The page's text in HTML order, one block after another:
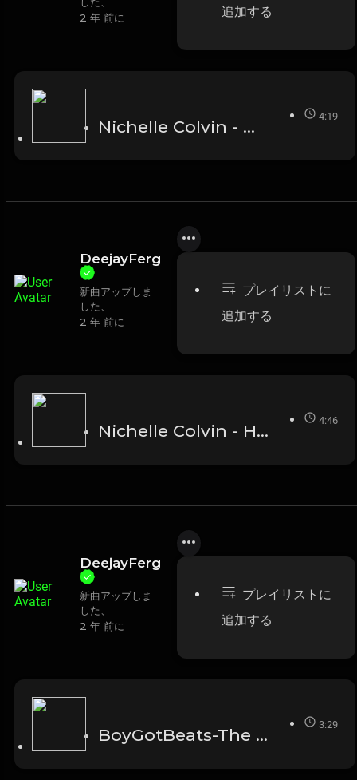
2 年 前に
追加する
Nichelle Colvin - My Favorite Things
4:19
DeejayFerg
新曲アップしま
した、
2 年 前に
プレイリストに
追加する
Nichelle Colvin - Hot Chocolate
4:46
DeejayFerg
新曲アップしま
した、
2 年 前に
プレイリストに
追加する
BoyGotBeats-The Ship Has Sailed
3:29